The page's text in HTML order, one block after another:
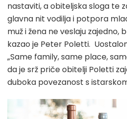
nastaviti, a obiteljska sloga te
glavna nit vodilja i potpora
muž i žena ne veslaju zajedno,
kazao je Peter Poletti.
„Same family, same place,
da je srž priče obitelji Poletti
duboka povezanost s